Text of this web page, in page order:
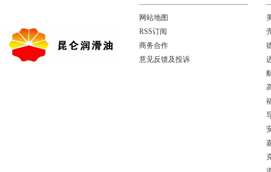
网站地图
RSS订阅
商务合作
意见反馈及投诉